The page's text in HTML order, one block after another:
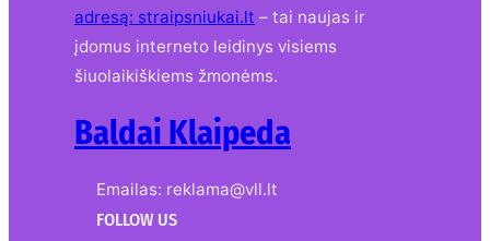
adresą: straipsniukai.lt – tai naujas ir
įdomus interneto leidinys visiems
šiuolaikiškiems žmonėms.
Baldai Klaipeda
Emailas: reklama@vll.lt
FOLLOW US